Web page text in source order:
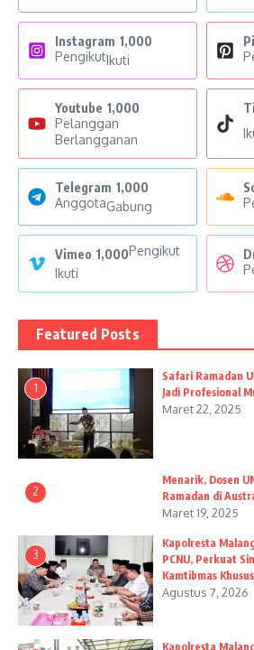
Instagram 1,000
PengikutIkuti
Youtube 1,000
Pelanggan
Berlangganan
Telegram 1,000
AnggotaGabung
Vimeo 1,000Pengikut
Ikuti
Featured Posts
1
Safari Ramadan
Jadi Profesional
Maret 22, 2025
2
Menarik, Dosen
Ramadan di
Maret 19, 2025
3
Kapolresta
PCNU, Perkuat
Kamtibmas
Agustus 7, 2026
Kapolresta